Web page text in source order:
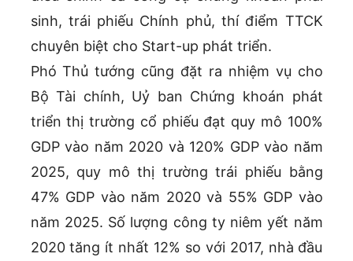
sinh, trái phiếu Chính phủ, thí điểm TTCK
chuyên biệt cho Start-up phát triển.
Phó Thủ tướng cũng đặt ra nhiệm vụ cho
Bộ Tài chính, Uỷ ban Chứng khoán phát
triển thị trường cổ phiếu đạt quy mô 100%
GDP vào năm 2020 và 120% GDP vào năm
2025, quy mô thị trường trái phiếu bằng
47% GDP vào năm 2020 và 55% GDP vào
năm 2025. Số lượng công ty niêm yết năm
2020 tăng ít nhất 12% so với 2017, nhà đầu